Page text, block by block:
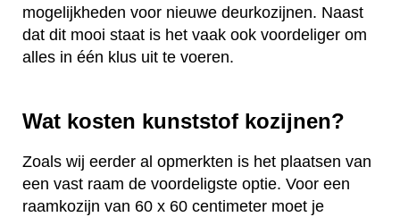
mogelijkheden voor nieuwe deurkozijnen. Naast
dat dit mooi staat is het vaak ook voordeliger om
alles in één klus uit te voeren.
Wat kosten kunststof kozijnen?
Zoals wij eerder al opmerkten is het plaatsen van
een vast raam de voordeligste optie. Voor een
raamkozijn van 60 x 60 centimeter moet je